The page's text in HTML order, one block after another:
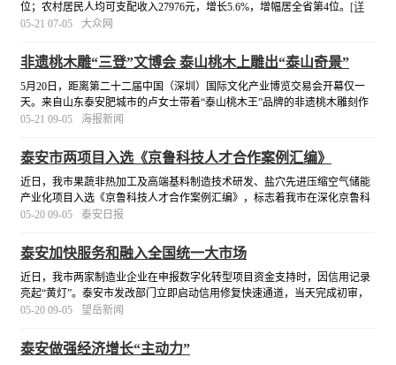
位；农村居民人均可支配收入27976元，增长5.6%，增幅居全省第4位。 [详
细]
05-21 07-05 大众网
非遗桃木雕“三登”文博会 泰山桃木上雕出“泰山奇景”
5月20日，距离第二十二届中国（深圳）国际文化产业博览交易会开幕仅一
天。来自山东泰安肥城市的卢女士带着“泰山桃木王”品牌的非遗桃木雕刻作
品来到现场，“泰山桃木王”两面展示架上陈列着桃木雕刻的“泰山奇景”、色
05-21 09-05 海报新闻
泰安市两项目入选《京鲁科技人才合作案例汇编》
近日，我市果蔬非热加工及高端基料制造技术研发、盐穴先进压缩空气储能
产业化项目入选《京鲁科技人才合作案例汇编》，标志着我市在深化京鲁科
技人才协同创新、破解产业关键技术瓶颈上取得了标志性成果。
05-20 09-05 泰安日报
泰安加快服务和融入全国统一大市场
近日，我市两家制造业企业在申报数字化转型项目资金支持时，因信用记录
亮起“黄灯”。泰安市发改部门立即启动信用修复快速通道，当天完成初审，
帮助企业顺利搭上了财政支持政策的快车。
05-20 09-05 望岳新闻
泰安做强经济增长“主动力”